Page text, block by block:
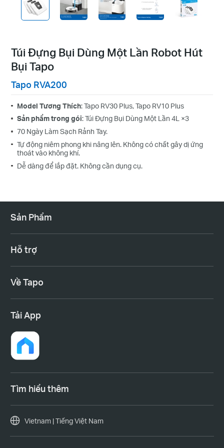
Túi Đựng Bụi Dùng Một Lần Robot Hút
Bụi Tapo
Tapo RVA200
Model Tương Thích: Tapo RV30 Plus, Tapo RV10 Plus
Sản phẩm trong gói: Túi Đựng Bụi Dùng Một Lần 4L ×3
70 Ngày Làm Sạch Rảnh Tay.
Tự động niêm phong khi nâng lên. Không có chất gây dị ứng
thoát vào không khí.
Dễ dàng để lắp đặt. Không cần dụng cụ.
Sản Phẩm
Hỗ trợ
Về Tapo
Tải App
Tìm hiểu thêm
Vietnam | Tiếng Việt Nam